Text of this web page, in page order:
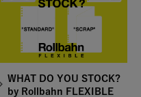
WHAT DO YOU STOCK?
by Rollbahn FLEXIBLE